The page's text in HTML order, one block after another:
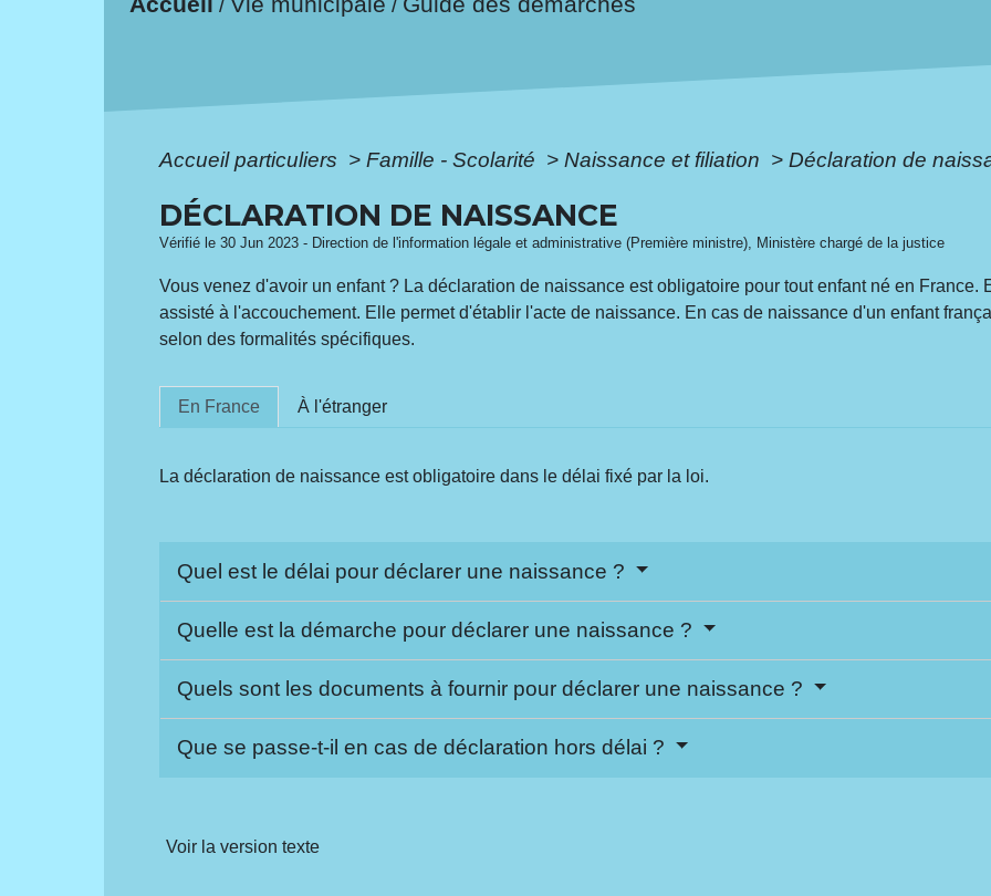
/ /
Accueil particuliers > Famille - Scolarité > Naissance et filiation > Déclaration de
DÉCLARATION DE NAISSANCE
Vérifié le 30 Jun 2023 - Direction de l'information légale et administrative (Première ministre), Ministère chargé de la justice
Vous venez d'avoir un enfant ? La déclaration de naissance est obligatoire pour tout enfant né en France.
assisté à l'accouchement. Elle permet d'établir l'acte de naissance. En cas de naissance d'un enfant
selon des formalités spécifiques.
En France À l'étranger
La déclaration de naissance est obligatoire dans le délai fixé par la loi.
Quel est le délai pour déclarer une naissance ?
Quelle est la démarche pour déclarer une naissance ?
Quels sont les documents à fournir pour déclarer une naissance ?
Que se passe-t-il en cas de déclaration hors délai ?
Voir la version texte